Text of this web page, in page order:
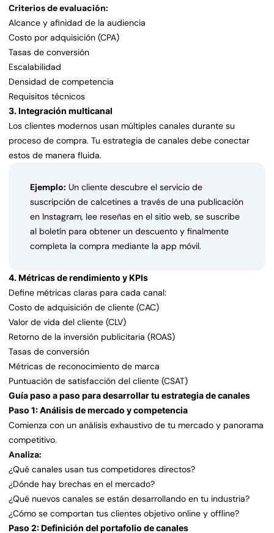
Criterios de evaluación:
Alcance y afinidad de la audiencia
Costo por adquisición (CPA)
Tasas de conversión
Escalabilidad
Densidad de competencia
Requisitos técnicos
3. Integración multicanal
Los clientes modernos usan múltiples canales durante su
proceso de compra. Tu estrategia de canales debe conectar
estos de manera fluida.
Ejemplo: Un cliente descubre el servicio de
suscripción de calcetines a través de una publicación
en Instagram, lee reseñas en el sitio web, se suscribe
al boletín para obtener un descuento y finalmente
completa la compra mediante la app móvil.
4. Métricas de rendimiento y KPIs
Define métricas claras para cada canal:
Costo de adquisición de cliente (CAC)
Valor de vida del cliente (CLV)
Retorno de la inversión publicitaria (ROAS)
Tasas de conversión
Métricas de reconocimiento de marca
Puntuación de satisfacción del cliente (CSAT)
Guía paso a paso para desarrollar tu estrategia de canales
Paso 1: Análisis de mercado y competencia
Comienza con un análisis exhaustivo de tu mercado y panorama
competitivo.
Analiza:
¿Qué canales usan tus competidores directos?
¿Dónde hay brechas en el mercado?
¿Qué nuevos canales se están desarrollando en tu industria?
¿Cómo se comportan tus clientes objetivo online y offline?
Paso 2: Definición del portafolio de canales